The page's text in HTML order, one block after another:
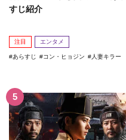
すじ紹介
注目 エンタメ
あらすじ コン・ヒョジン 人妻キラー